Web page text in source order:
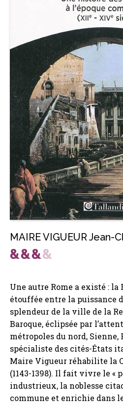
MAIRE VIGUEUR Jean-
Une autre Rome a existé : la
étouffée entre la puissance
splendeur de la ville de la
Baroque, éclipsée par
métropoles du nord,
spécialiste des cités-États
Maire Vigueur réhabilite la
(1143-1398). Il fait vivre le «
industrieux, la noblesse
commune et enrichie dans